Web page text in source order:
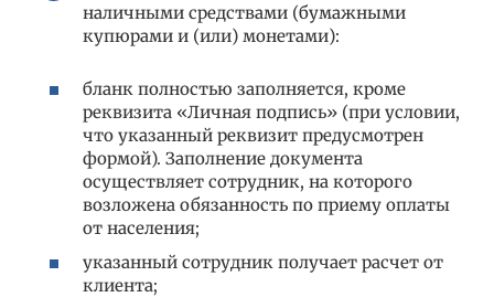
наличными средствами (бумажными
купюрами и (или) монетами):
бланк полностью заполняется, кроме
реквизита «Личная подпись» (при условии,
что указанный реквизит предусмотрен
формой). Заполнение документа
осуществляет сотрудник, на которого
возложена обязанность по приему оплаты
от населения;
указанный сотрудник получает расчет от
клиента;